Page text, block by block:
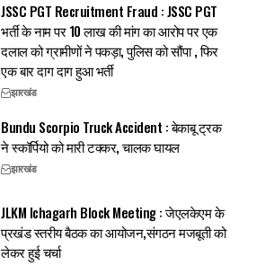
JSSC PGT Recruitment Fraud : JSSC PGT
भर्ती के नाम पर 10 लाख की मांग का आरोप पर एक
दलाल को ग्रामीणों ने पकड़ा, पुलिस को सौंपा , फिर
एक बार दाग दाग हुआ भर्ती
झारखंड
Bundu Scorpio Truck Accident : बेकाबू ट्रक
ने स्कॉर्पियो को मारी टक्कर, चालक घायल
झारखंड
JLKM Ichagarh Block Meeting : जेएलकेएम के
प्रखंड स्तरीय बैठक का आयोजन,संगठन मजबूती को
लेकर हुई चर्चा